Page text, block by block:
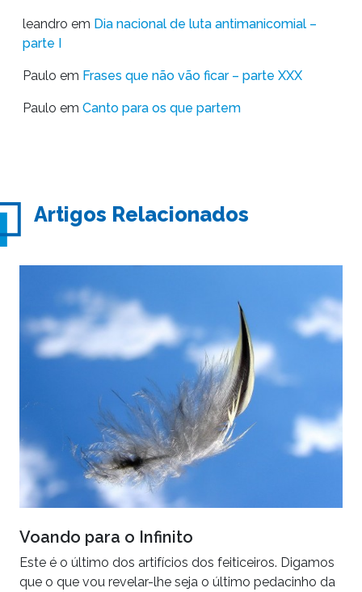
leandro em Dia nacional de luta antimanicomial –
parte I
Paulo em Frases que não vão ficar – parte XXX
Paulo em Canto para os que partem
Artigos Relacionados
Voando para o Infinito
Este é o último dos artifícios dos feiticeiros. Digamos
que o que vou revelar-lhe seja o último pedacinho da